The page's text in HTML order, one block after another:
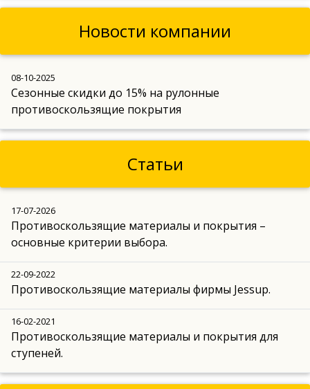
Новости компании
08-10-2025
Сезонные скидки до 15% на рулонные
противоскользящие покрытия
Статьи
17-07-2026
Противоскользящие материалы и покрытия –
основные критерии выбора.
22-09-2022
Противоскользящие материалы фирмы Jessup.
16-02-2021
Противоскользящие материалы и покрытия для
ступеней.